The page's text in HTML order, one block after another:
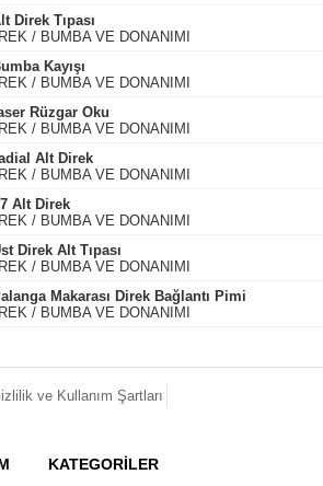
Direk Tıpası
/ BUMBA VE DONANIMI
Kayışı
/ BUMBA VE DONANIMI
Rüzgar Oku
/ BUMBA VE DONANIMI
Alt Direk
/ BUMBA VE DONANIMI
Alt Direk
/ BUMBA VE DONANIMI
Direk Alt Tıpası
/ BUMBA VE DONANIMI
Makarası Direk Bağlantı Pimi
/ BUMBA VE DONANIMI
ve Kullanım Şartları
KATEGORİLER